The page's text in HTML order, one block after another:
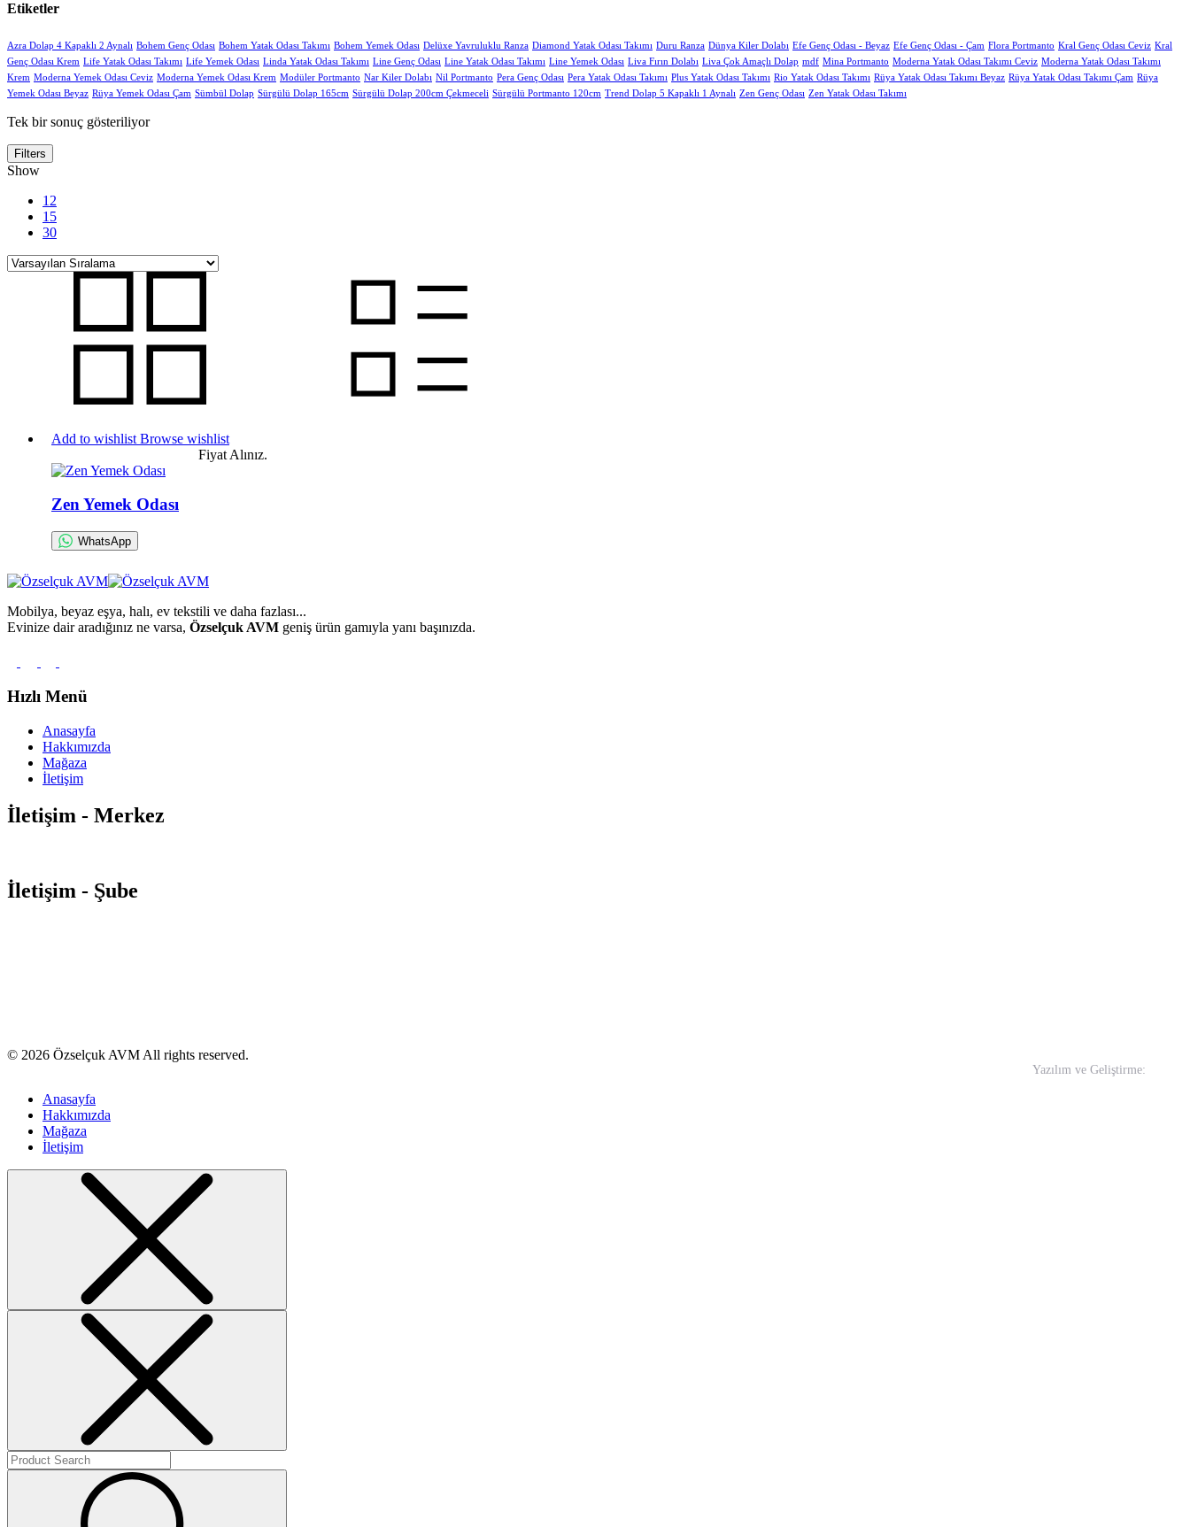
Etiketler
Azra Dolap 4 Kapaklı 2 Aynalı Bohem Genç Odası Bohem Yatak Odası Takımı Bohem Yemek Odası Delüxe Yavruluklu Ranza Diamond Yatak Odası Takımı Duru Ranza Dünya Kiler Dolabı Efe Genç Odası - Beyaz Efe Genç Odası - Çam Flora Portmanto Kral Genç Odası Ceviz Kral
Genç Odası Krem Life Yatak Odası Takımı Life Yemek Odası Linda Yatak Odası Takımı Line Genç Odası Line Yatak Odası Takımı Line Yemek Odası Liva Fırın Dolabı Liva Çok Amaçlı Dolap mdf Mina Portmanto Moderna Yatak Odası Takımı Ceviz Moderna Yatak Odası Takımı
Krem Moderna Yemek Odası Ceviz Moderna Yemek Odası Krem Modüler Portmanto Nar Kiler Dolabı Nil Portmanto Pera Genç Odası Pera Yatak Odası Takımı Plus Yatak Odası Takımı Rio Yatak Odası Takımı Rüya Yatak Odası Takımı Beyaz Rüya Yatak Odası Takımı Çam Rüya
Yemek Odası Beyaz Rüya Yemek Odası Çam Sümbül Dolap Sürgülü Dolap 165cm Sürgülü Dolap 200cm Çekmeceli Sürgülü Portmanto 120cm Trend Dolap 5 Kapaklı 1 Aynalı Zen Genç Odası Zen Yatak Odası Takımı
Tek bir sonuç gösteriliyor
Filters
Show
12
15
30
Add to wishlist Browse wishlist
Fiyat Alınız.
Zen Yemek Odası
WhatsApp
Mobilya, beyaz eşya, halı, ev tekstili ve daha fazlası...
Evinize dair aradığınız ne varsa, Özselçuk AVM geniş ürün gamıyla yanı başınızda.
Hızlı Menü
Anasayfa
Hakkımızda
Mağaza
İletişim
İletişim - Merkez
İletişim - Şube
© 2026 Özselçuk AVM All rights reserved.
Yazılım ve Geliştirme:
Anasayfa
Hakkımızda
Mağaza
İletişim